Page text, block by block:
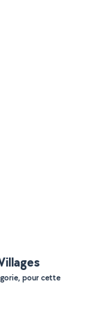
pour cette